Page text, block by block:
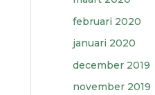
februari 2020
januari 2020
december 2019
november 2019